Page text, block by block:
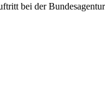
bei der